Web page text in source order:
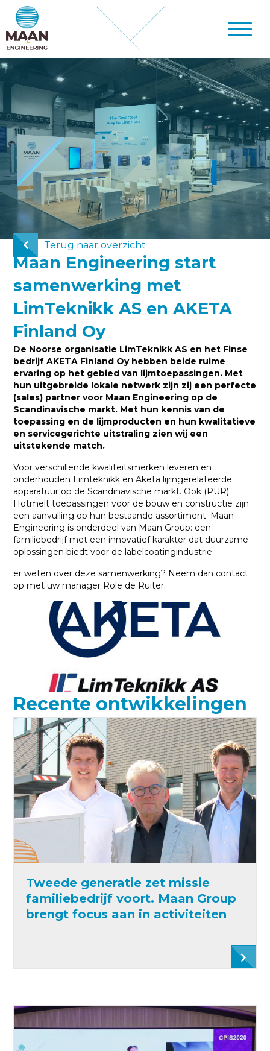
Terug naar overzicht
Maan Engineering start
samenwerking met
LimTeknikk AS en AKETA
Finland Oy
De Noorse organisatie LimTeknikk AS en het Finse
bedrijf AKETA Finland Oy hebben beide ruime
ervaring op het gebied van lijmtoepassingen. Met
hun uitgebreide lokale netwerk zijn zij een perfecte
(sales) partner voor Maan Engineering op de
Scandinavische markt. Met hun kennis van de
toepassing en de lijmproducten en hun kwalitatieve
en servicegerichte uitstraling zien wij een
uitstekende match.
Voor verschillende kwaliteitsmerken leveren en
onderhouden Limteknikk en Aketa lijmgerelateerde
apparatuur op de Scandinavische markt. Ook (PUR)
Hotmelt toepassingen voor de bouw en constructie zijn
een aanvulling op hun bestaande assortiment. Maan
Engineering is onderdeel van Maan Group: een
familiebedrijf met een innovatief karakter dat duurzame
oplossingen biedt voor de labelcoatingindustrie.
er weten over deze samenwerking? Neem dan contact
op met uw manager Role de Ruiter.
Recente ontwikkelingen
Tweede generatie zet missie
familiebedrijf voort. Maan Group
brengt focus aan in activiteiten